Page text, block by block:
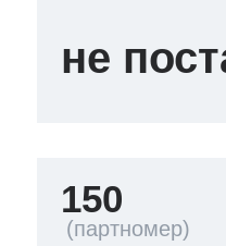
не
150